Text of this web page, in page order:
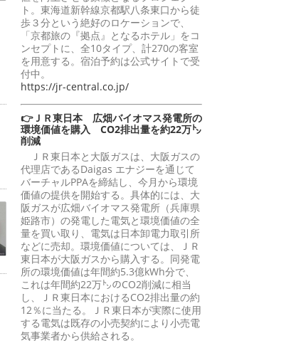
ト。東海道新幹線京都駅八条東口から徒
歩３分という絶好のロケーションで、
「京都旅の『拠点』となるホテル」をコ
ンセプトに、全10タイプ、計270の客室
を用意する。宿泊予約は公式サイトで受
付中。
https://jr-central.co.jp/
👉ＪＲ東日本 広畑バイオマス発電所の
環境価値を購入 CO2排出量を約22万㌧
削減
ＪＲ東日本と大阪ガスは、大阪ガスの
代理店であるDaigas エナジーを通じて
バーチャルPPAを締結し、今月から環境
価値の提供を開始する。具体的には、大
阪ガスが広畑バイオマス発電所（兵庫県
姫路市）の発電した電気と環境価値の全
量を買い取り、電気は日本卸電力取引所
などに売却。環境価値については、ＪＲ
東日本が大阪ガスから購入する。同発電
所の環境価値は年間約5.3億kWh分で、
これは年間約22万㌧のCO2削減に相当
し、ＪＲ東日本におけるCO2排出量の約
12％に当たる。ＪＲ東日本が実際に使用
する電気は既存の小売契約により小売電
気事業者から供給される。